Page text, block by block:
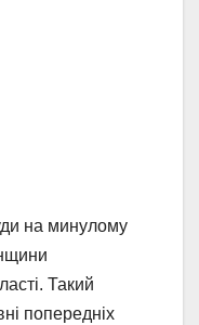
на минулому
Такий
попередніх